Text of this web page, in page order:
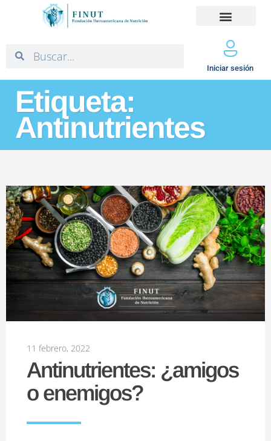
Iniciar sesión
Etiqueta:
Antinutrientes
11 febrero, 2022
Antinutrientes: ¿amigos
o enemigos?